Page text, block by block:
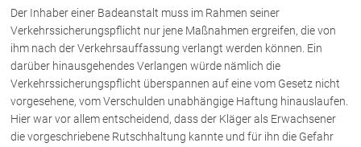
Mag. Patrick Piccolruaz
Dr. Roland Piccolruaz †
Mag. Raphaela Klotz
Rechtsnews
Der Inhaber einer Badeanstalt muss im Rahmen seiner
Verkehrssicherungspflicht nur jene Maßnahmen ergreifen, die von
ihm nach der Verkehrsauffassung verlangt werden können. Ein
darüber hinausgehendes Verlangen würde nämlich die
Verkehrssicherungspflicht überspannen auf eine vom Gesetz nicht
vorgesehene, vom Verschulden unabhängige Haftung hinauslaufen.
Hier war vor allem entscheidend, dass der Kläger als Erwachsener
die vorgeschriebene Rutschhaltung kannte und für ihn die Gefahr